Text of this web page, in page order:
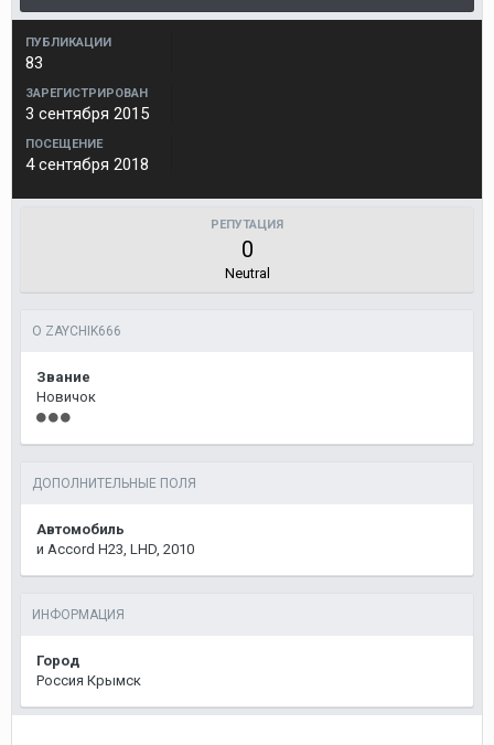
ПУБЛИКАЦИИ
83
ЗАРЕГИСТРИРОВАН
3 сентября 2015
ПОСЕЩЕНИЕ
4 сентября 2018
РЕПУТАЦИЯ
0
Neutral
О ZAYCHIK666
Звание
Новичок
ДОПОЛНИТЕЛЬНЫЕ ПОЛЯ
Автомобиль
и Accord H23, LHD, 2010
ИНФОРМАЦИЯ
Город
Россия Крымск